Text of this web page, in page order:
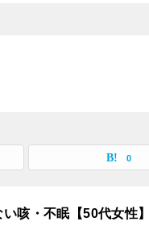
0
咳・不眠【50代女性】